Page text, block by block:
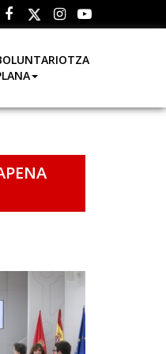
Facebook
Twitter
Instagram
Youtube